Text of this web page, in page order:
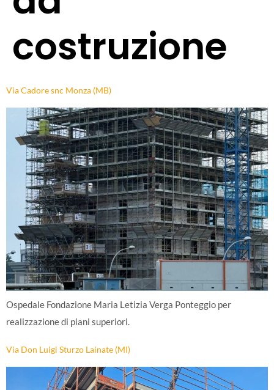
costruzione
Via Cadore snc Monza (MB)
Ospedale Fondazione Maria Letizia Verga Ponteggio per
realizzazione di piani superiori.
Via Don Luigi Sturzo Lainate (MI)